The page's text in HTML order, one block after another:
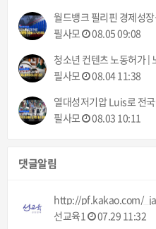
필사모
08.05 09:08
필사모
08.04 11:38
필사모
08.03 10:11
댓글알림
http://pf.kakao.com/
선교육1
07.29 11:32